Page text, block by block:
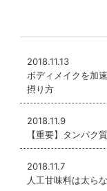
2018.11.13
ボディメイクを加
摂り方
2018.11.9
【重要】タンパク
2018.11.7
人工甘味料は太ら